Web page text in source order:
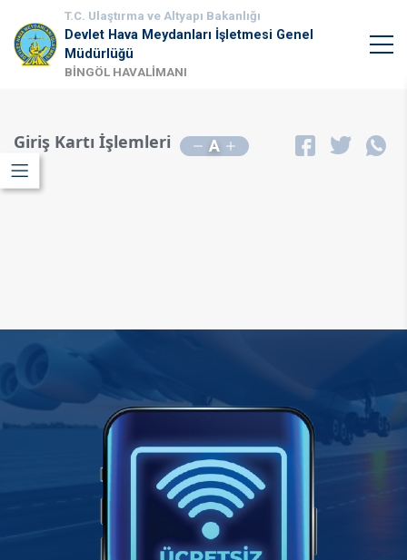
T.C. Ulaştırma ve Altyapı Bakanlığı
Devlet Hava Meydanları İşletmesi Genel
Müdürlüğü
BİNGÖL HAVALİMANI
Giriş Kartı İşlemleri A